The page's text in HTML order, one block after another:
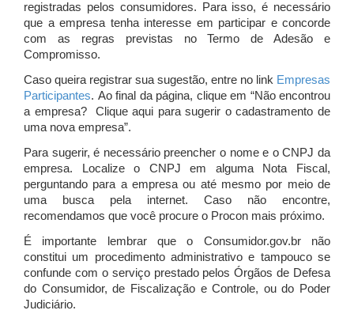
registradas pelos consumidores. Para isso, é necessário
que a empresa tenha interesse em participar e concorde
com as regras previstas no Termo de Adesão e
Compromisso.
Caso queira registrar sua sugestão, entre no link Empresas
Participantes. Ao final da página, clique em “Não encontrou
a empresa? Clique aqui para sugerir o cadastramento de
uma nova empresa”.
Para sugerir, é necessário preencher o nome e o CNPJ da
empresa. Localize o CNPJ em alguma Nota Fiscal,
perguntando para a empresa ou até mesmo por meio de
uma busca pela internet. Caso não encontre,
recomendamos que você procure o Procon mais próximo.
É importante lembrar que o Consumidor.gov.br não
constitui um procedimento administrativo e tampouco se
confunde com o serviço prestado pelos Órgãos de Defesa
do Consumidor, de Fiscalização e Controle, ou do Poder
Judiciário.